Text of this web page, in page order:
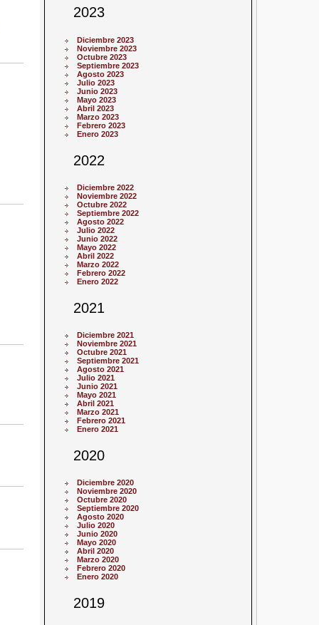
2023
Diciembre 2023
Noviembre 2023
Octubre 2023
Septiembre 2023
Agosto 2023
Julio 2023
Junio 2023
Mayo 2023
Abril 2023
Marzo 2023
Febrero 2023
Enero 2023
2022
Diciembre 2022
Noviembre 2022
Octubre 2022
Septiembre 2022
Agosto 2022
Julio 2022
Junio 2022
Mayo 2022
Abril 2022
Marzo 2022
Febrero 2022
Enero 2022
2021
Diciembre 2021
Noviembre 2021
Octubre 2021
Septiembre 2021
Agosto 2021
Julio 2021
Junio 2021
Mayo 2021
Abril 2021
Marzo 2021
Febrero 2021
Enero 2021
2020
Diciembre 2020
Noviembre 2020
Octubre 2020
Septiembre 2020
Agosto 2020
Julio 2020
Junio 2020
Mayo 2020
Abril 2020
Marzo 2020
Febrero 2020
Enero 2020
2019